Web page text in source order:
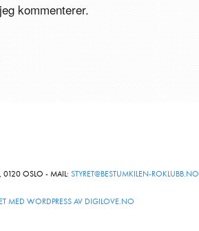
kommenterer.
0120 OSLO - MAIL:STYRET@BESTUMKILEN-ROKLUBB.NO
MED WORDPRESS AV DIGILOVE.NO